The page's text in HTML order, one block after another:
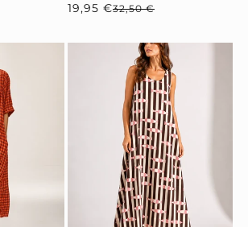
32,50 €
oferta
19,95 €